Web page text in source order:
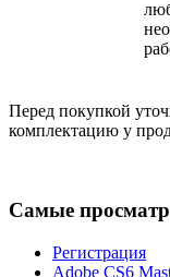
Перед покупкой
комплектацию у
Самые
Регистрация
Adobe CS6